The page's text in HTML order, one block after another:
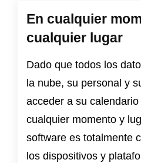
En cualquier
cualquier lugar
Dado que todos los
la nube, su personal y
acceder a su
cualquier momento y
software es totalmente
los dispositivos y